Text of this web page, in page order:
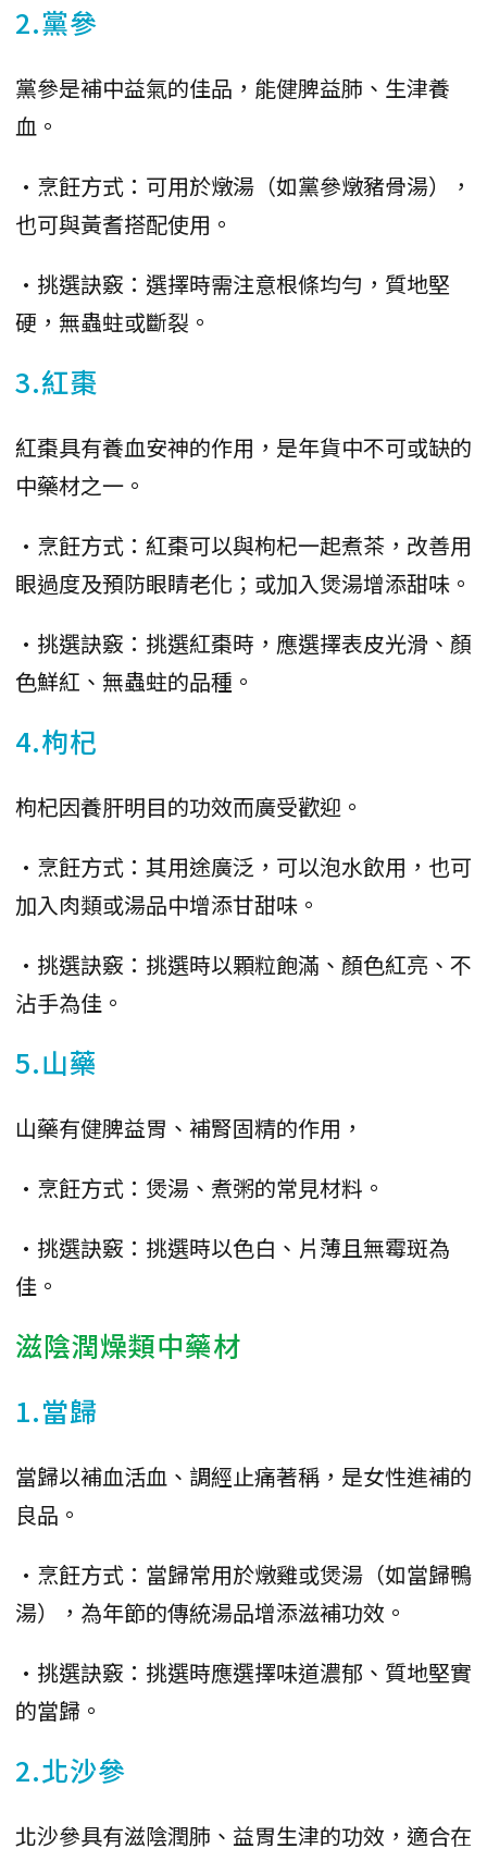
2.黨參
黨參是補中益氣的佳品，能健脾益肺、生津養
血。
•烹飪方式：可用於燉湯（如黨參燉豬骨湯），
也可與黃耆搭配使用。
•挑選訣竅：選擇時需注意根條均勻，質地堅
硬，無蟲蛀或斷裂。
3.紅棗
紅棗具有養血安神的作用，是年貨中不可或缺的
中藥材之一。
•烹飪方式：紅棗可以與枸杞一起煮茶，改善用
眼過度及預防眼睛老化；或加入煲湯增添甜味。
•挑選訣竅：挑選紅棗時，應選擇表皮光滑、顏
色鮮紅、無蟲蛀的品種。
4.枸杞
枸杞因養肝明目的功效而廣受歡迎。
•烹飪方式：其用途廣泛，可以泡水飲用，也可
加入肉類或湯品中增添甘甜味。
•挑選訣竅：挑選時以顆粒飽滿、顏色紅亮、不
沾手為佳。
5.山藥
山藥有健脾益胃、補腎固精的作用，
•烹飪方式：煲湯、煮粥的常見材料。
•挑選訣竅：挑選時以色白、片薄且無霉斑為
佳。
滋陰潤燥類中藥材
1.當歸
當歸以補血活血、調經止痛著稱，是女性進補的
良品。
•烹飪方式：當歸常用於燉雞或煲湯（如當歸鴨
湯），為年節的傳統湯品增添滋補功效。
•挑選訣竅：挑選時應選擇味道濃郁、質地堅實
的當歸。
2.北沙參
北沙參具有滋陰潤肺、益胃生津的功效，適合在